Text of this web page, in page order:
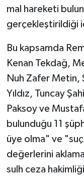
mal hareketi
gerçekleştirildiği
Bu kapsamda
Kenan Tekdağ,
Nuh Zafer Metin,
Yıldız, Tuncay
Paksoy ve
bulunduğu 11
üye olma" ve
değerlerini
sulh ceza